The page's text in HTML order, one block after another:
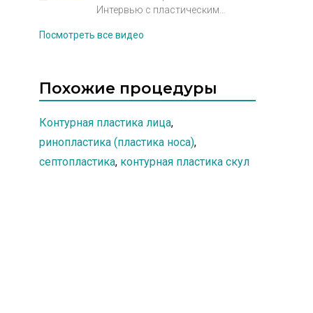
Информация о процедуре.
Интервью с пластическим
Владимировичем.
Посмотреть все видео
Похожие процедуры
Контурная пластика лица,
ринопластика (пластика носа),
септопластика, контурная пластика скул